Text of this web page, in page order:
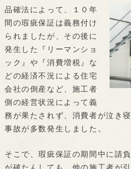
品確法によって、１０年
間の瑕疵保証は義務付け
られましたが、その後に
発生した『リーマンショ
ック』や『消費増税』な
どの経済不況による住宅
会社の倒産など、施工者
側の経営状況によって義
務が果たされず、消費者が泣き
事故が多数発生しました。
そこで、瑕疵保証の期間中に請